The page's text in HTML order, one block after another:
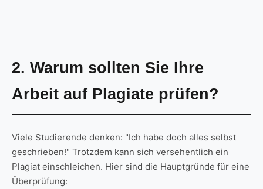
2. Warum sollten Sie Ihre
Arbeit auf Plagiate prüfen?
Viele Studierende denken: "Ich habe doch alles selbst
geschrieben!" Trotzdem kann sich versehentlich ein
Plagiat einschleichen. Hier sind die Hauptgründe für eine
Überprüfung: